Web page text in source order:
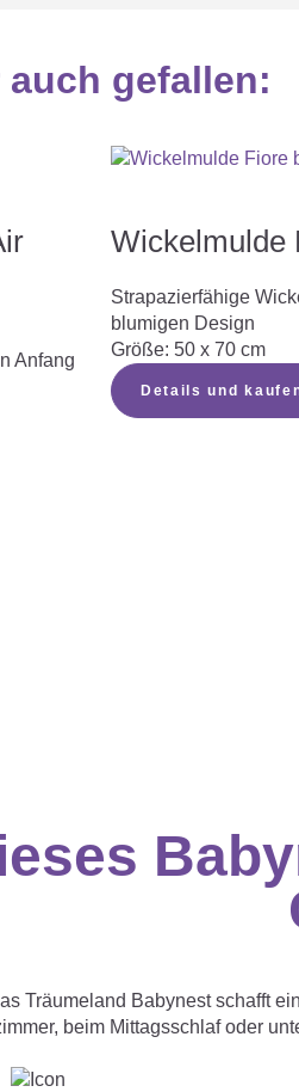
gefallen:
Anfang
Wickelmulde
Strapazierfähige
blumigen Design
Größe: 50 x 70 cm
Details und
Träumeland Babynest schafft
beim Mittagsschlaf oder